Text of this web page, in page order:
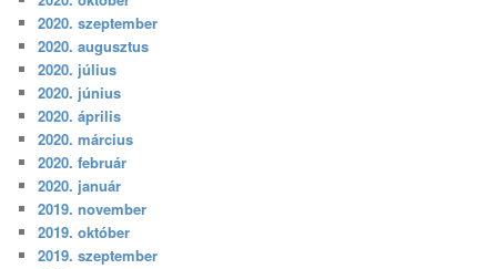
2020. szeptember
2020. augusztus
2020. július
2020. június
2020. április
2020. március
2020. február
2020. január
2019. november
2019. október
2019. szeptember